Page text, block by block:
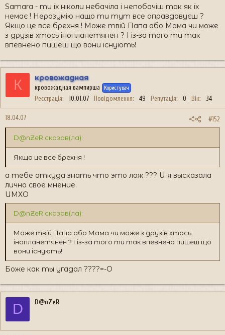
Samara - ти їх ніколи небачіла і непобачіш так як їх
немає ! Нерозумію нащо ти тут все оправдовуєш ?
Якщо це все брехня ! Може твій Папа або Мама чи може
з друзів хтось інопланетянен ? І із-за того ти так
впевнено пишеш що вони існують!
К кровожадная
кровожадная вампирша Користувач
Реєстрація 10.01.07 Повідомлення 49 Репутація 0 Вік 34
18.04.07 #152
D@nZeR сказав(ла):
Якщо це все брехня !
а тебе откуда знать что это лож ??? И я высказала
лично свое мнение.
ИМХО
D@nZeR сказав(ла):
Може твій Папа або Мама чи може з друзів хтось
інопланетянен ? І із-за того ти так впевнено пишеш що
вони існують!
Боже как ты угадал ????=-O
D D@nZeR